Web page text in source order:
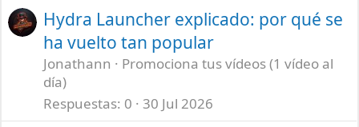
Hydra Launcher explicado: por qué se
ha vuelto tan popular
Jonathann
Promociona tus vídeos (1 vídeo al
día)
Respuestas 0 30 Jul 2026